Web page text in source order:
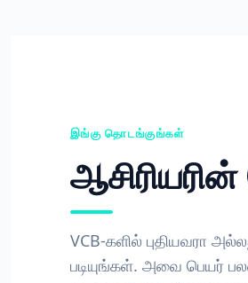
இங்கு தொடங்குங்கள்
VCB-களில் புதியவரா
படியுங்கள். அவை பெயர்